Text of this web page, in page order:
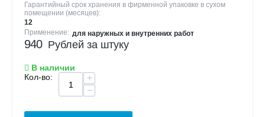
Гарантийный срок хранения в фирменной упаковке в сухом
помещении (месяцев):
12
Применение: для наружных и внутренних работ
940 Рублей за штуку
В наличии
Кол-во:
+
−